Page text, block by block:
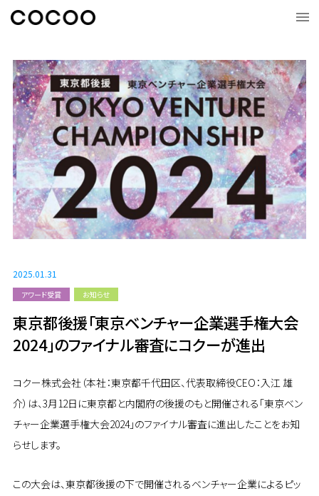
2025.01.31
アワード受賞 お知らせ
東京都後援「東京ベンチャー企業選手権大会
2024」のファイナル審査にコクーが進出
コクー株式会社（本社：東京都千代田区、代表取締役CEO：入江 雄
介）は、3月12日に東京都と内閣府の後援のもと開催される「東京ベン
チャー企業選手権大会2024」のファイナル審査に進出したことをお知
らせします。
この大会は、東京都後援の下で開催されるベンチャー企業によるピッ